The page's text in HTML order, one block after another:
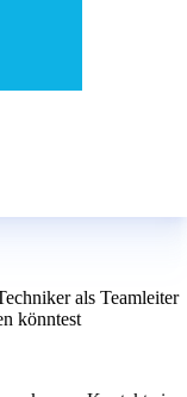
als Teamleiter
könntest